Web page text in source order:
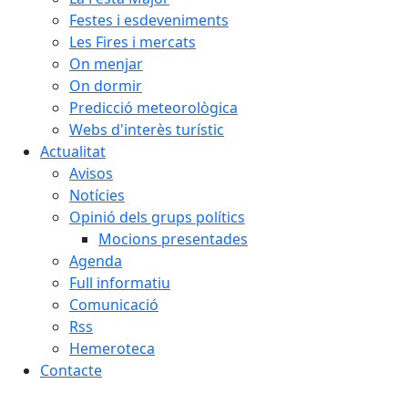
Festes i esdeveniments
Les Fires i mercats
On menjar
On dormir
Predicció meteorològica
Webs d'interès turístic
Actualitat
Avisos
Notícies
Opinió dels grups polítics
Mocions presentades
Agenda
Full informatiu
Comunicació
Rss
Hemeroteca
Contacte